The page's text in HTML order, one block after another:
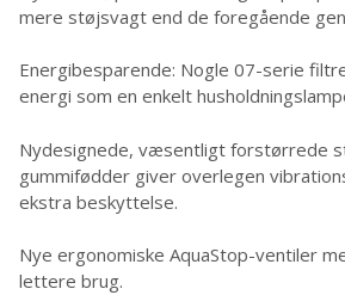
mere støjsvagt end de foregående
Energibesparende: Nogle 07-serie
energi som en enkelt
Nydesignede, væsentligt forstørrede
gummifødder giver overlegen
ekstra beskyttelse.
Nye ergonomiske AquaStop-ventiler
lettere brug.